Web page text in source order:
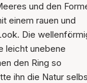
und den
einem rauen und
Die
leicht unebene
den Ring so
ihn die Natur